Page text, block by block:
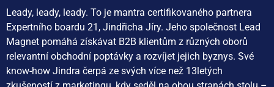
Leady, leady, leady. To je mantra certifikovaného partnera
Expertního boardu 21, Jindřicha Jíry. Jeho společnost Lead
Magnet pomáhá získávat B2B klientům z různých oborů
relevantní obchodní poptávky a rozvíjet jejich byznys. Své
know-how Jindra čerpá ze svých více než 13letých